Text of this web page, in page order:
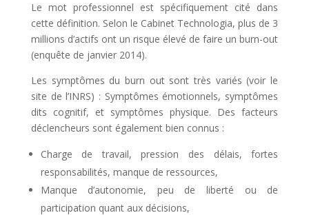
Le mot professionnel est spécifiquement cité dans
cette définition. Selon le Cabinet Technologia, plus de 3
millions d’actifs ont un risque élevé de faire un burn-out
(enquête de janvier 2014).
Les symptômes du burn out sont très variés (voir le
site de l’INRS) : Symptômes émotionnels, symptômes
dits cognitif, et symptômes physique. Des facteurs
déclencheurs sont également bien connus :
Charge de travail, pression des délais, fortes
responsabilités, manque de ressources,
Manque d’autonomie, peu de liberté ou de
participation quant aux décisions,